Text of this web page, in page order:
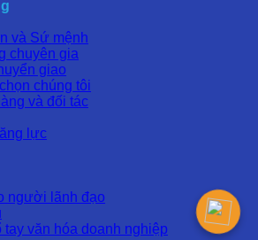
và Sứ mệnh
chuyên gia
giao
chúng tôi
và đối tác
lực
người lãnh đạo
tay văn hóa doanh nghiệp